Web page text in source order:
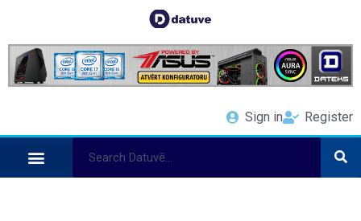
Sign in Register